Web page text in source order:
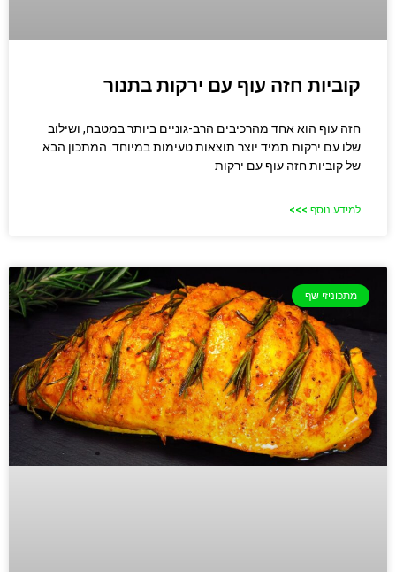
קוביות חזה עוף עם ירקות בתנור
חזה עוף הוא אחד מהרכיבים הרב-גוניים ביותר במטבח, ושילוב
שלו עם ירקות תמיד יוצר תוצאות טעימות במיוחד. המתכון הבא
של קוביות חזה עוף עם ירקות
למידע נוסף >>>
מתכוניזי שף